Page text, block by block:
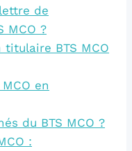
de
MCO ?
titulaire BTS MCO
en
du BTS MCO ?
: